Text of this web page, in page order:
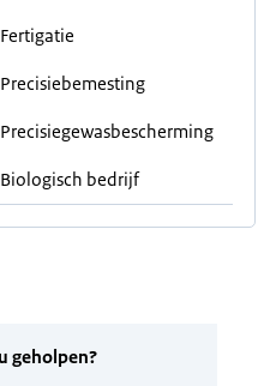
Fertigatie
Precisiebemesting
Precisiegewasbescherming
Biologisch bedrijf